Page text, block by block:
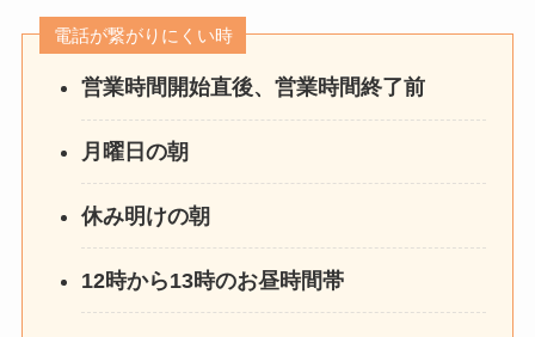
電話が繋がりにくい時
営業時間開始直後、営業時間終了前
月曜日の朝
休み明けの朝
12時から13時のお昼時間帯